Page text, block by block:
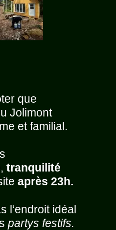
que
Jolimont
et familial.
, tranquilité
après 23h.
l’endroit idéal
partys festifs.